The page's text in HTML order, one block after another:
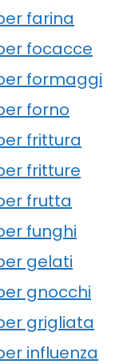
farina
focacce
formaggi
forno
frittura
fritture
frutta
funghi
gelati
gnocchi
grigliata
influenza